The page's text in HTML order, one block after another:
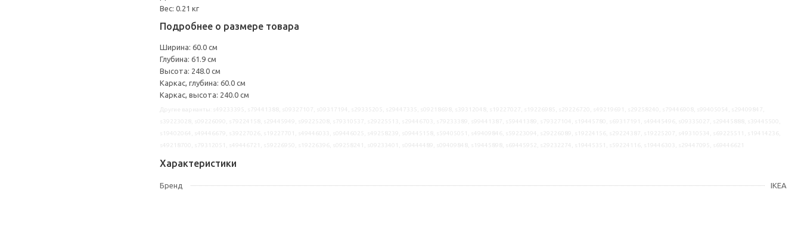
Вес: 0.21 кг
Подробнее о размере товара
Ширина: 60.0 см
Глубина: 61.9 см
Высота: 248.0 см
Каркас, глубина: 60.0 см
Каркас, высота: 240.0 см
Характеристики
Бренд IKEA